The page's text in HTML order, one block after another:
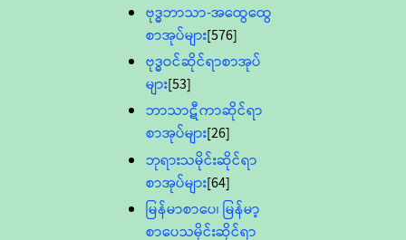
ဗုဒ္ဓဘာသာ-အထွေထွေ
စာအုပ်များ[576]
ဗုဒ္ဓဝင်ဆိုင်ရာစာအုပ်
များ[53]
ဘာသာဋီကာဆိုင်ရာ
စာအုပ်များ[26]
ဘုရားသမိုင်းဆိုင်ရာ
စာအုပ်များ[64]
မြန်မာစာပေ၊ မြန်မာ့
စာပေသမိုင်းဆိုင်ရာ